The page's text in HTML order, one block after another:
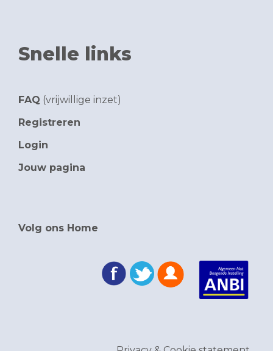
Snelle links
FAQ (vrijwillige inzet)
Registreren
Login
Jouw pagina
Volg ons Home